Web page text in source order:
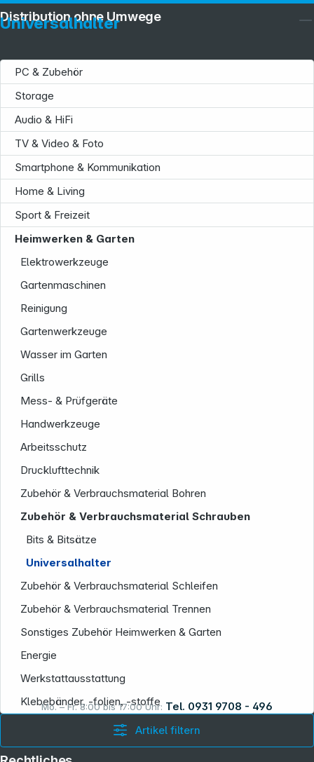
Mo. – Fr. 8:00 bis 17:00 Uhr: Tel. 0931 9708 - 496
Universalhalter
PC & Zubehör
Storage
Audio & HiFi
TV & Video & Foto
Smartphone & Kommunikation
Home & Living
Sport & Freizeit
Heimwerken & Garten
Elektrowerkzeuge
Gartenmaschinen
Reinigung
Gartenwerkzeuge
Wasser im Garten
Grills
Mess- & Prüfgeräte
Handwerkzeuge
Arbeitsschutz
Drucklufttechnik
Zubehör & Verbrauchsmaterial Bohren
Zubehör & Verbrauchsmaterial Schrauben
Bits & Bitsätze
Universalhalter
Zubehör & Verbrauchsmaterial Schleifen
Zubehör & Verbrauchsmaterial Trennen
Sonstiges Zubehör Heimwerken & Garten
Energie
Werkstattausstattung
Klebebänder, -folien, -stoffe
Artikel filtern
Distribution ohne Umwege
Service
Informationen